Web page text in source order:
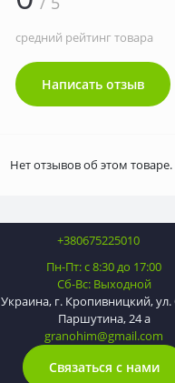
средний рейтинг товара
Написать отзыв
Нет отзывов об этом товаре.
+380675225010
Пн-Пт: с 8:30 до 17:00
Сб-Вс: Выходной
Украина, г. Кропивницкий, ул.
Паршутина, 24 а
granohim@gmail.com
Связаться с нами